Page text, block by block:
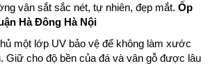
vân sắt sắc nét, tự nhiên, đẹp mắt. Ốp
Hà Đông Hà Nội
một lớp UV bảo vệ để không làm xước
Giữ cho độ bền của đá và vân gỗ được lâu